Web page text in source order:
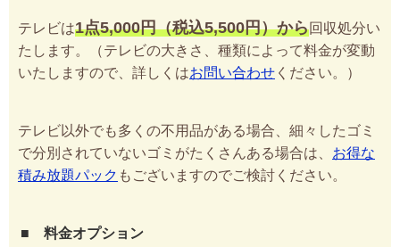
テレビは1点5,000円（税込5,500円）から回収処分い
たします。（テレビの大きさ、種類によって料金が変動
いたしますので、詳しくはお問い合わせ ください。）
テレビ以外でも多くの不用品がある場合、細々したゴミ
で分別されていないゴミがたくさんある場合は、 お得な
積み放題パック もございますのでご検討ください。
■ 料金オプション